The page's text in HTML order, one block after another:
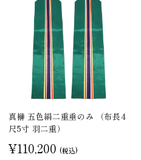
真榊 五色絹二重垂のみ （布長4
尺5寸 羽二重）
¥110,200 (税込)